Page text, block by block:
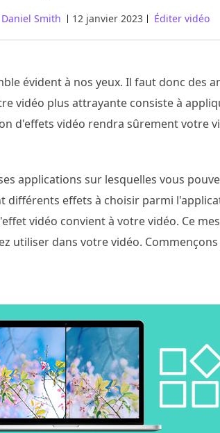
Daniel Smith 12 janvier 2023 Éditer vidéo
évident à nos yeux. Il faut donc des
vidéo plus attrayante consiste à
d'effets vidéo rendra sûrement votre
applications sur lesquelles vous
différents effets à choisir parmi
vidéo convient à votre vidéo. Ce
utiliser dans votre vidéo.